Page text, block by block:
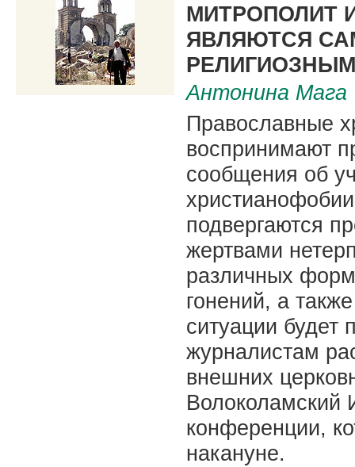
МИТРОПОЛИТ
ЯВЛЯЮТСЯ
Антонина Мага
Православные
воспринимают
сообщения об
подвергаются
жертвами
различных
гонений, а
ситуации будет
журналистам
внешних
Волоколамский
конференции,
накануне.